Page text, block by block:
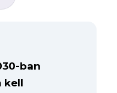
ban
kell